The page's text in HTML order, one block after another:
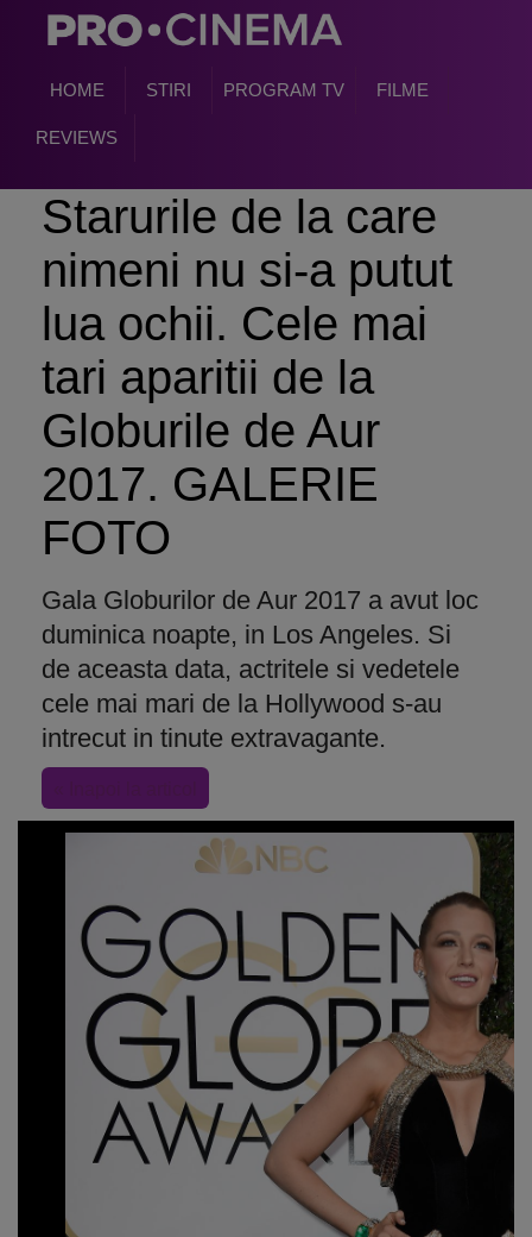
HOME STIRI PROGRAM TV FILME
REVIEWS
Starurile de la care
nimeni nu si-a putut
lua ochii. Cele mai
tari aparitii de la
Globurile de Aur
2017. GALERIE
FOTO
Gala Globurilor de Aur 2017 a avut loc
duminica noapte, in Los Angeles. Si
de aceasta data, actritele si vedetele
cele mai mari de la Hollywood s-au
intrecut in tinute extravagante.